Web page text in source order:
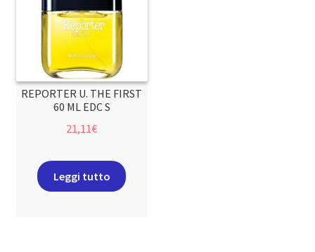
REPORTER U. THE FIRST
60 ML EDC S
21,11€
Leggi tutto